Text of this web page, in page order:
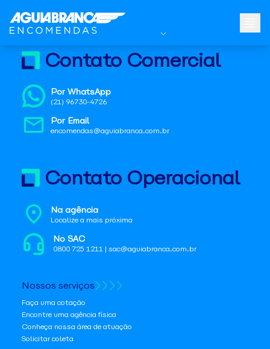
Contato Comercial
Por WhatsApp
(21) 96730-4726
Por Email
encomendas@aguiabranca.com.br
Contato Operacional
Na agência
Localize a mais próxima
No SAC
0800 725 1211 | sac@aguiabranca.com.br
Nossos serviços
Faça uma cotação
Encontre uma agência física
Conheça nossa área de atuação
Solicitar coleta